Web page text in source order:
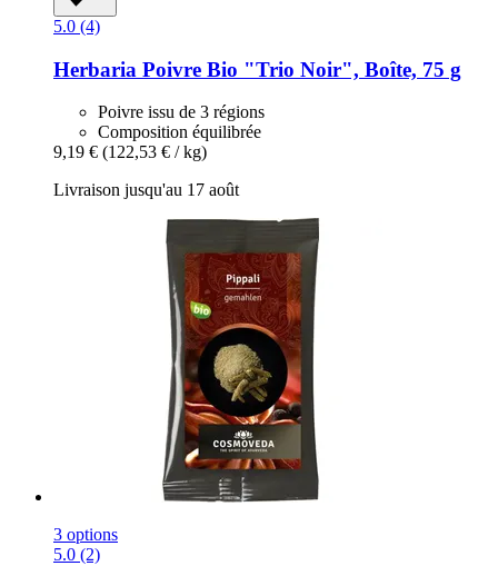
5.0 (4)
Herbaria Poivre Bio "Trio Noir", Boîte, 75 g
Poivre issu de 3 régions
Composition équilibrée
9,19 € (122,53 € / kg)
Livraison jusqu'au 17 août
3 options
5.0 (2)